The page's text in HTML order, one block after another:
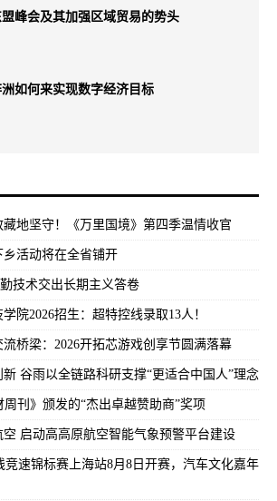
盟峰会及其加强区域贸易的势头
如何来实现数字经济目标
地坚守！《万里国境》第四季温情收官
乡活动将在全省铺开
技术交出长期主义答卷
院2026招生：超特控线录取13人！
桥梁：2026开拓芯游戏创享节圆满落幕
谷雨以全链路科研支撑“更适合中国人”理念
刊》颁发的“杰出卓越赞助商”奖项
启动高高原航空智能气象预警平台建设
竞速锦标赛上海站8月8日开赛，汽车文化嘉年